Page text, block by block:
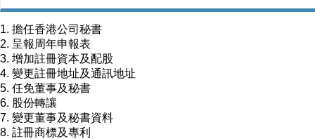
1. 擔任香港公司秘書
2. 呈報周年申報表
3. 增加註冊資本及配股
4. 變更註冊地址及通訊地址
5. 任免董事及秘書
6. 股份轉讓
7. 變更董事及秘書資料
8. 註冊商標及專利